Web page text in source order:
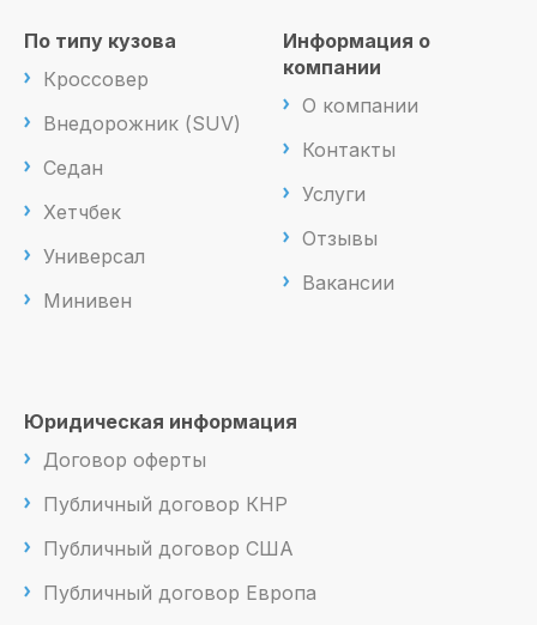
По типу кузова
Кроссовер
Внедорожник (SUV)
Седан
Хетчбек
Универсал
Минивен
Информация о
компании
О компании
Контакты
Услуги
Отзывы
Вакансии
Юридическая информация
Договор оферты
Публичный договор КНР
Публичный договор США
Публичный договор Европа